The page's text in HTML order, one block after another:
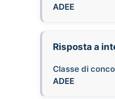
ADEE
Risposta a
Classe di
ADEE